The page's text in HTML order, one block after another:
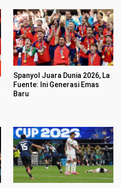
Spanyol Juara Dunia 2026, La
Fuente: Ini Generasi Emas
Baru